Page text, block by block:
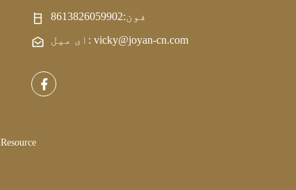
فون:8613826059902
ای میل: vicky@joyan-cn.com
Resource